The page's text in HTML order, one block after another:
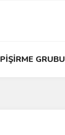
PİŞİRME GRUBU